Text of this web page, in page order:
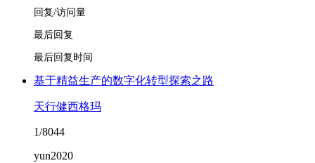
回复/访问量
最后回复
最后回复时间
基于精益生产的数字化转型探索之路
天行健西格玛
1/8044
yun2020